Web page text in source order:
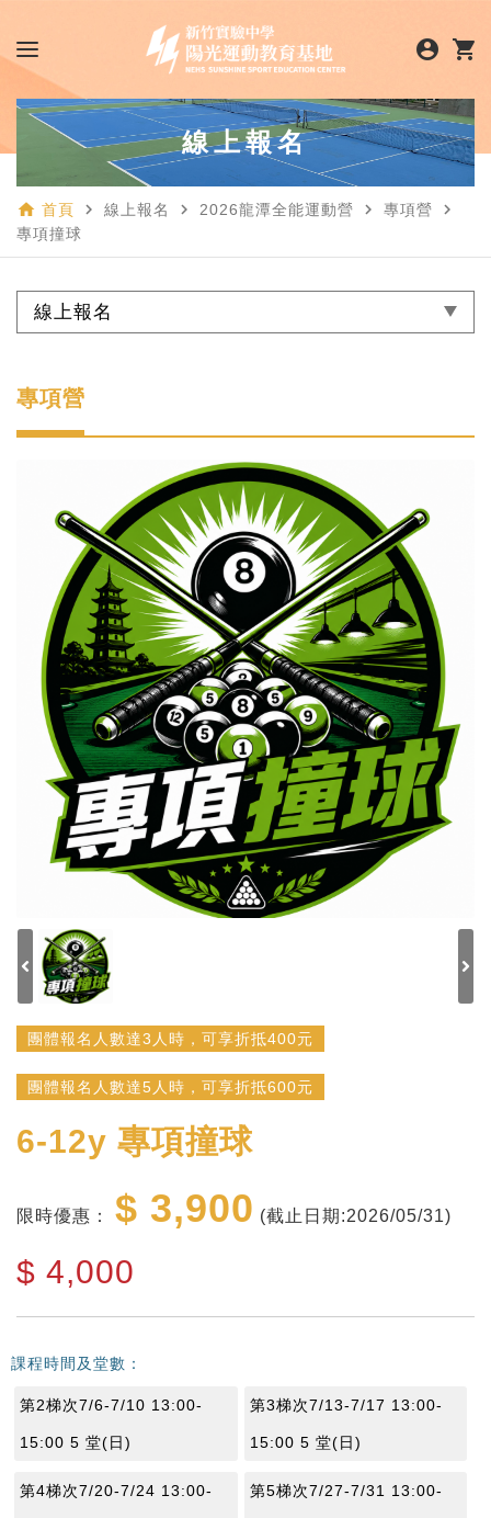
account_circle shopping_cart
線上報名
home 首頁 navigate_next 線上報名 navigate_next 2026龍潭全能運動營 navigate_next 專項營 navigate_next
專項撞球
線上報名
專項營
團體報名人數達3人時，可享折抵400元
團體報名人數達5人時，可享折抵600元
6-12y 專項撞球
限時優惠： $ 3,900 (截止日期:2026/05/31)
$ 4,000
課程時間及堂數：
第2梯次7/6-7/10 13:00-
15:00 5 堂(日)
第3梯次7/13-7/17 13:00-
15:00 5 堂(日)
第4梯次7/20-7/24 13:00- 第5梯次7/27-7/31 13:00-